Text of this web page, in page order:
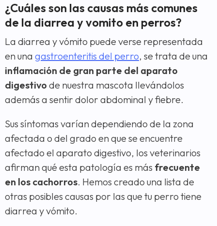
¿Cuáles son las causas más comunes
de la diarrea y vomito en perros?
La diarrea y vómito puede verse representada
en una gastroenteritis del perro, se trata de una
inflamación de gran parte del aparato
digestivo de nuestra mascota llevándolos
además a sentir dolor abdominal y fiebre.
Sus síntomas varían dependiendo de la zona
afectada o del grado en que se encuentre
afectado el aparato digestivo, los veterinarios
afirman qué esta patología es más frecuente
en los cachorros. Hemos creado una lista de
otras posibles causas por las que tu perro tiene
diarrea y vómito.